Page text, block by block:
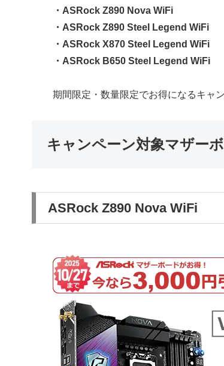
・ASRock Z890 Nova WiFi
・ASRock Z890 Steel Legend WiFi
・ASRock X870 Steel Legend WiFi
・ASRock B650 Steel Legend WiFi
期間限定・数量限定でお得になるキャ
キャンペーン対象マザー
ASRock Z890 Nova WiFi